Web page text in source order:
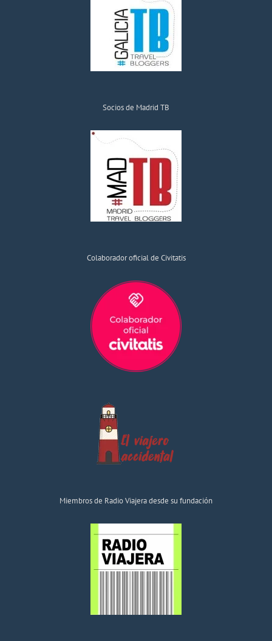
Socios de Madrid TB
Colaborador oficial de Civitatis
Miembros de Radio Viajera desde su fundación